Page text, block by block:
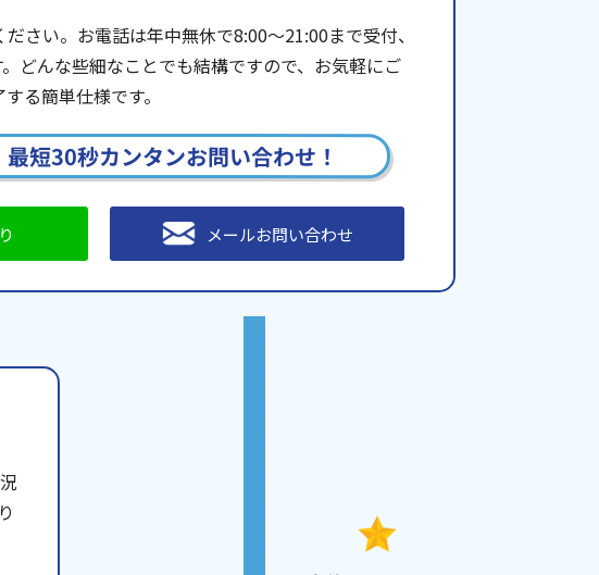
さい。お電話は年中無休で8:00〜21:00まで受付、
どんな些細なことでも結構ですので、お気軽にご
る簡単仕様です。
最短30秒カンタンお問い合わせ！
メールお問い合わせ